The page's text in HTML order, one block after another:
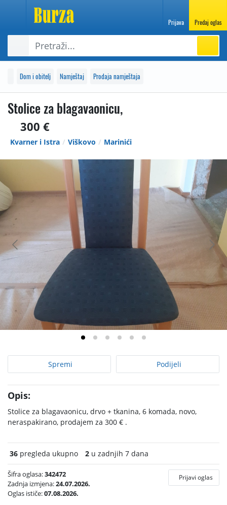
Prijava Predaj oglas
Dom i obitelj Namještaj Prodaja namještaja
Stolice za blagavaonicu,
300 €
Kvarner i Istra Viškovo Marinići
Spremi Podijeli
Opis:
Stolice za blagavaonicu, drvo + tkanina, 6 komada, novo,
neraspakirano, prodajem za 300 € .
36 pregleda ukupno 2 u zadnjih 7 dana
Šifra oglasa:342472
Zadnja izmjena:24.07.2026.
Oglas ističe:07.08.2026.
Prijavi oglas